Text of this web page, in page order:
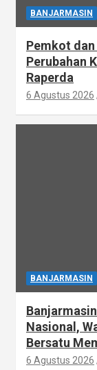
BANJARMASIN
Pemkot dan
Perubahan
Raperda
6 Agustus 2026
BANJARMASIN
Nasional,
Bersatu
6 Agustus 2026